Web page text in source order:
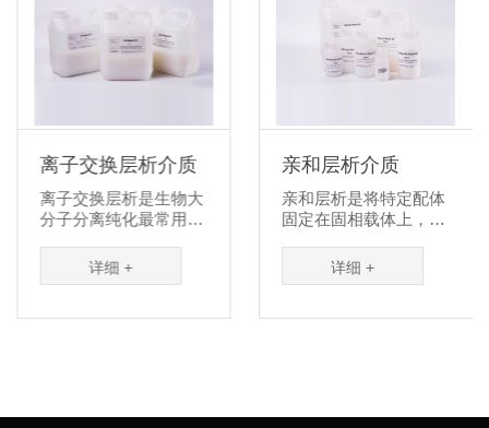
质
层析
蛋白表面
互作用来
离子交换层析介质
离子交换层析是生物大
分子分离纯化最常用的
白在一定pH条件下所在
电荷不同进行分离。...
亲和层析
固定在固
从复杂的